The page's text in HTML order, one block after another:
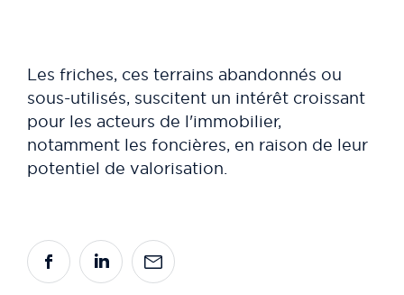
Les friches, ces terrains abandonnés ou
sous-utilisés, suscitent un intérêt croissant
pour les acteurs de l'immobilier,
notamment les foncières, en raison de leur
potentiel de valorisation.